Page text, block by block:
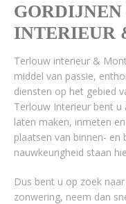
INTERIEUR
Terlouw interieur &
middel van passie,
diensten op het gebied
Terlouw Interieur bent
laten maken, inmeten
plaatsen van binnen- en
nauwkeurigheid staan
Dus bent u op zoek
zonwering, neem dan